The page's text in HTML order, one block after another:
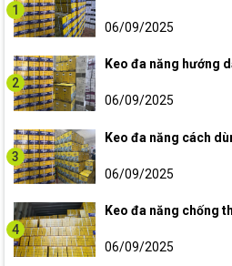
1
06/09/2025
2
Keo đa năng hướng
06/09/2025
3
Keo đa năng cách
06/09/2025
4
Keo đa năng chống
06/09/2025